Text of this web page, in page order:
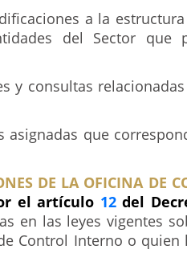
a la
del Sector que
y consultas
asignadas que
DE LA OFICINA DE
el artículo 12del
en las leyes vigentes
Control Interno o quien